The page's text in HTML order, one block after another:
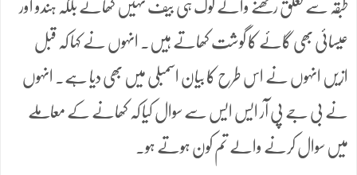
طبقہ سے تعلق رکھنے والے لوگ ہی بیف نہیں کھاتے بلکہ ہندو اور
عیسائی بھی گائے کا گوشت کھاتے ہیں۔ انہوں نے کہا کہ قبل
ازیں انہوں نے اس طرح کا بیان اسمبلی میں بھی دیا ہے۔ انہوں
نے بی جے پی آر ایس ایس سے سوال کیا کہ کھانے کے معاملے
میں سوال کرنے والے تم کون ہوتے ہو۔